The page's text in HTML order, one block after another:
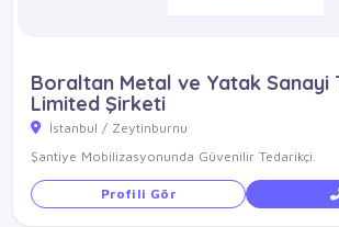
Boraltan Metal ve Yatak Sanayi
Limited Şirketi
İstanbul / Zeytinburnu
Şantiye Mobilizasyonunda Güvenilir Tedarikçi.
Profili Gör